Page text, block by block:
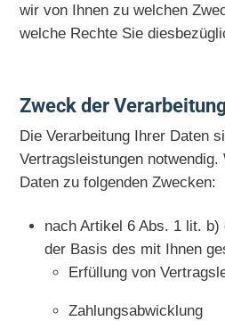
wir von Ihnen zu welchen
welche Rechte Sie
Zweck der
Die Verarbeitung Ihrer Daten
Vertragsleistungen
Daten zu folgenden Zwecken:
nach Artikel 6 Abs. 1 lit. b)
der Basis des mit Ihnen
Erfüllung von
Zahlungsabwicklung